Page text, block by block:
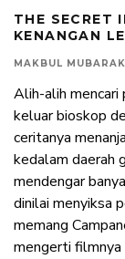
THE SECRET
KENANGAN
MAKBUL MUBARAK
Alih-alih mencari
keluar bioskop
ceritanya
kedalam daerah
mendengar
dinilai menyiksa
memang
mengerti filmnya